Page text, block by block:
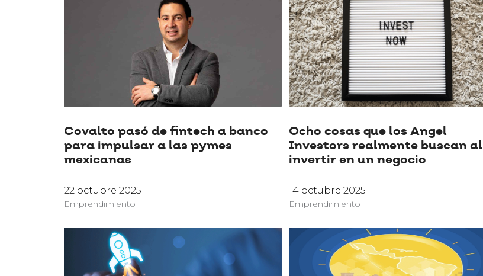
Covalto pasó de fintech a banco
para impulsar a las pymes
mexicanas
22 octubre 2025
Emprendimiento
Ocho cosas que los Angel
Investors realmente buscan al
invertir en un negocio
14 octubre 2025
Emprendimiento